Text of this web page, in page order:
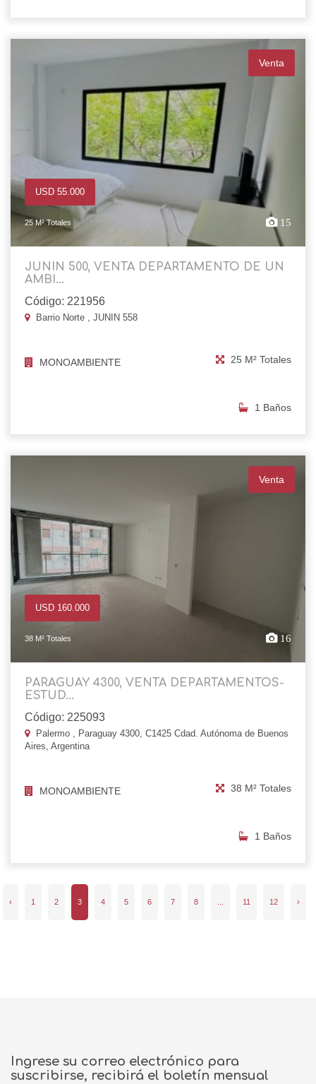
Venta
USD 55.000
25 M² Totales 15
JUNIN 500, VENTA DEPARTAMENTO DE UN
AMBI...
Código: 221956
Barrio Norte , JUNIN 558
MONOAMBIENTE 25 M² Totales
1 Baños
Venta
USD 160.000
38 M² Totales 16
PARAGUAY 4300, VENTA DEPARTAMENTOS-
ESTUD...
Código: 225093
Palermo , Paraguay 4300, C1425 Cdad. Autónoma de Buenos
Aires, Argentina
MONOAMBIENTE 38 M² Totales
1 Baños
‹ 1 2 3 4 5 6 7 8 ... 11 12 ›
Ingrese su correo electrónico para
suscribirse, recibirá el boletín mensual